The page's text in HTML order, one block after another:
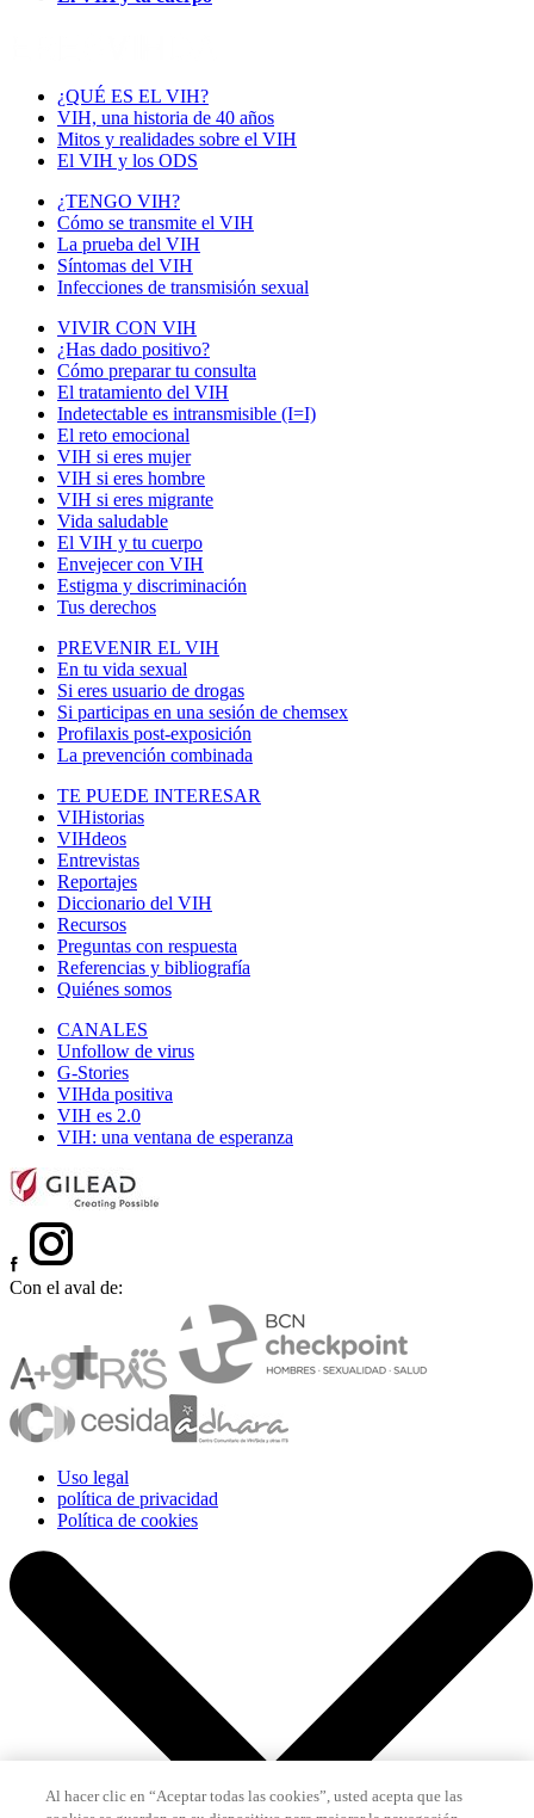
¿QUÉ ES EL VIH?
VIH, una historia de 40 años
Mitos y realidades sobre el VIH
El VIH y los ODS
¿TENGO VIH?
Cómo se transmite el VIH
La prueba del VIH
Síntomas del VIH
Infecciones de transmisión sexual
VIVIR CON VIH
¿Has dado positivo?
Cómo preparar tu consulta
El tratamiento del VIH
Indetectable es intransmisible (I=I)
El reto emocional
VIH si eres mujer
VIH si eres hombre
VIH si eres migrante
Vida saludable
El VIH y tu cuerpo
Envejecer con VIH
Estigma y discriminación
Tus derechos
PREVENIR EL VIH
En tu vida sexual
Si eres usuario de drogas
Si participas en una sesión de chemsex
Profilaxis post-exposición
La prevención combinada
TE PUEDE INTERESAR
VIHistorias
VIHdeos
Entrevistas
Reportajes
Diccionario del VIH
Recursos
Preguntas con respuesta
Referencias y bibliografía
Quiénes somos
CANALES
Unfollow de virus
G-Stories
VIHda positiva
VIH es 2.0
VIH: una ventana de esperanza
Con el aval de:
Uso legal
política de privacidad
Política de cookies
Al hacer clic en “Aceptar todas las cookies”, usted acepta que las